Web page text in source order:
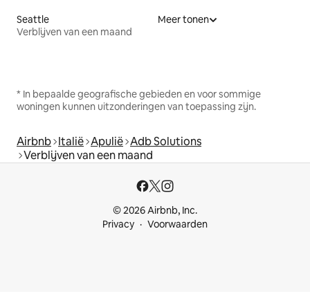
Seattle
Verblijven van een maand
Meer tonen
* In bepaalde geografische gebieden en voor sommige
woningen kunnen uitzonderingen van toepassing zijn.
Airbnb Italië Apulië Adb Solutions
Verblijven van een maand
© 2026 Airbnb, Inc.
Privacy
Voorwaarden